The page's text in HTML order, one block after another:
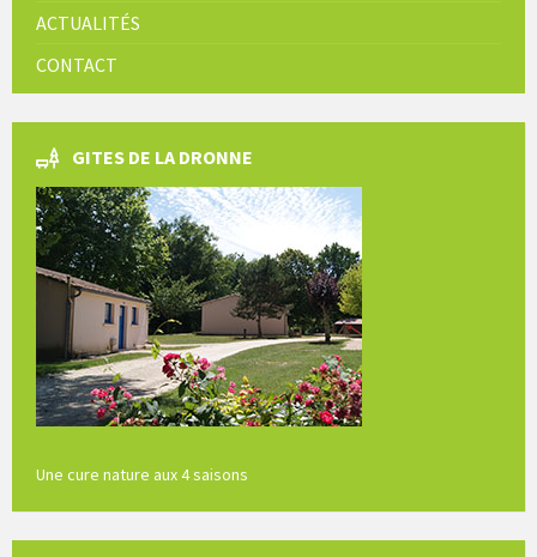
ACTUALITÉS
CONTACT
GITES DE LA DRONNE
Une cure nature aux 4 saisons